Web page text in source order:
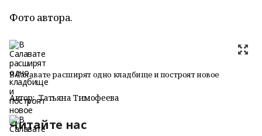
Фото автора.
В Салавате расширят одно кладбище и построят новое
Автор: Татьяна Тимофеева
Читайте нас